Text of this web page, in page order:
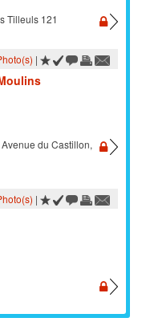
Tilleuls 121
|
du Castillon,
|